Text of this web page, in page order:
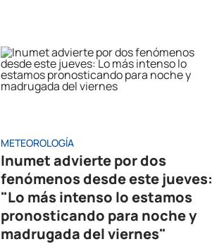
METEOROLOGÍA
Inumet advierte por dos
fenómenos desde este jueves:
"Lo más intenso lo estamos
pronosticando para noche y
madrugada del viernes"